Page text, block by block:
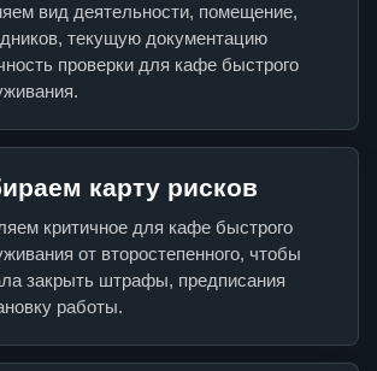
вид деятельности, помещение,
текущую документацию
проверки для кафе быстрого
карту рисков
критичное для кафе быстрого
от второстепенного, чтобы
закрыть штрафы, предписания
работы.